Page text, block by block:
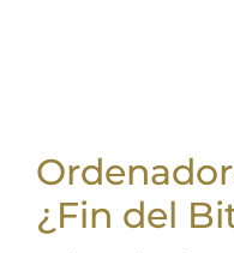
¿Fin del